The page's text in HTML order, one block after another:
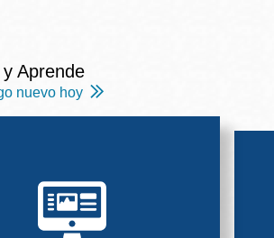
Aprende
nuevo hoy